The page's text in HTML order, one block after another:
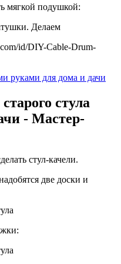
мягкой подушкой:
id/DIY-Cable-Drum-
руками для дома и дачи
стула
- Мастер-
стул-качели.
две доски и